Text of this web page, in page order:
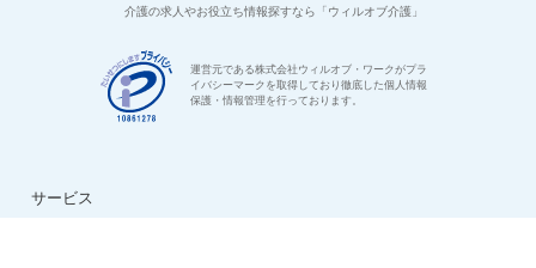
介護の求人やお役立ち情報探すなら「ウィルオブ介護」
運営元である株式会社ウィルオブ・ワークがプラ
イバシーマークを取得しており徹底した個人情報
保護・情報管理を行っております。
サービス